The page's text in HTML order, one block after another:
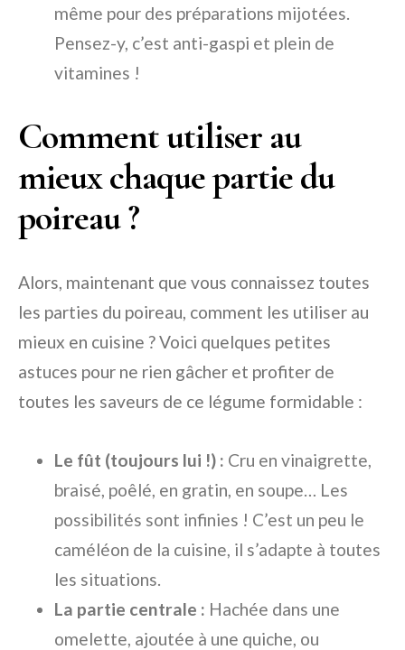
même pour des préparations mijotées.
Pensez-y, c’est anti-gaspi et plein de
vitamines !
Comment utiliser au
mieux chaque partie du
poireau ?
Alors, maintenant que vous connaissez toutes
les parties du poireau, comment les utiliser au
mieux en cuisine ? Voici quelques petites
astuces pour ne rien gâcher et profiter de
toutes les saveurs de ce légume formidable :
Le fût (toujours lui !) : Cru en vinaigrette,
braisé, poêlé, en gratin, en soupe… Les
possibilités sont infinies ! C’est un peu le
caméléon de la cuisine, il s’adapte à toutes
les situations.
La partie centrale : Hachée dans une
omelette, ajoutée à une quiche, ou